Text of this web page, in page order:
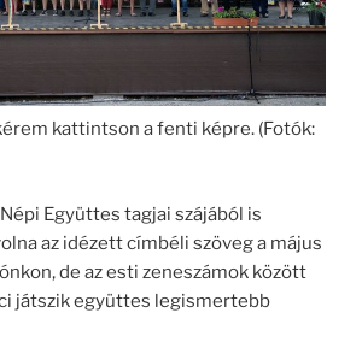
kattintson a fenti képre. (Fotók:
Együttes tagjai szájából is
az idézett címbéli szöveg a május
de az esti zeneszámok között
játszik együttes legismertebb